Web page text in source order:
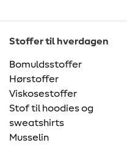
Stoffer til hverdagen
Bomuldsstoffer
Hørstoffer
Viskosestoffer
Stof til hoodies og
sweatshirts
Musselin